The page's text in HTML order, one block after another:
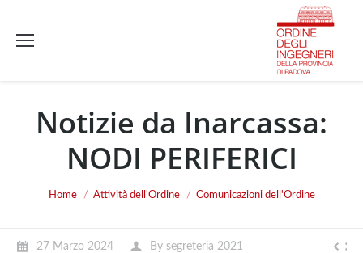
Notizie da Inarcassa:
NODI PERIFERICI
You are here:
Home Attività dell'Ordine Comunicazioni dell'Ordine
27 Marzo 2024 By segreteria 2021